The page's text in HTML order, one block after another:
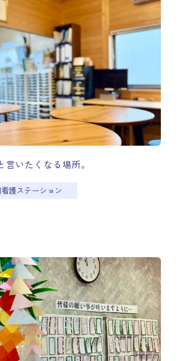
言いたくなる場所。
護ステーション